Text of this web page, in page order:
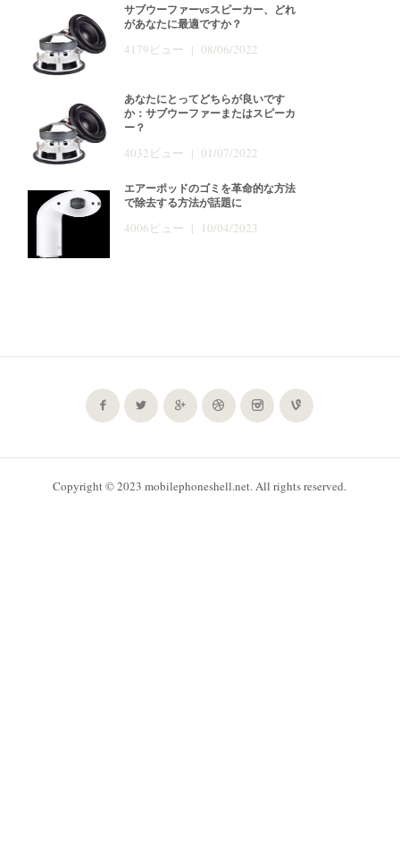
サブウーファーvsスピーカー、どれ
があなたに最適ですか？
4179ビュー | 08/06/2022
あなたにとってどちらが良いです
か：サブウーファーまたはスピーカ
ー？
4032ビュー | 01/07/2022
エアーポッドのゴミを革命的な方法
で除去する方法が話題に
4006ビュー | 10/04/2023
Copyright © 2023 mobilephoneshell.net. All rights reserved.